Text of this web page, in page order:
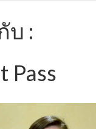
บ :
Pass